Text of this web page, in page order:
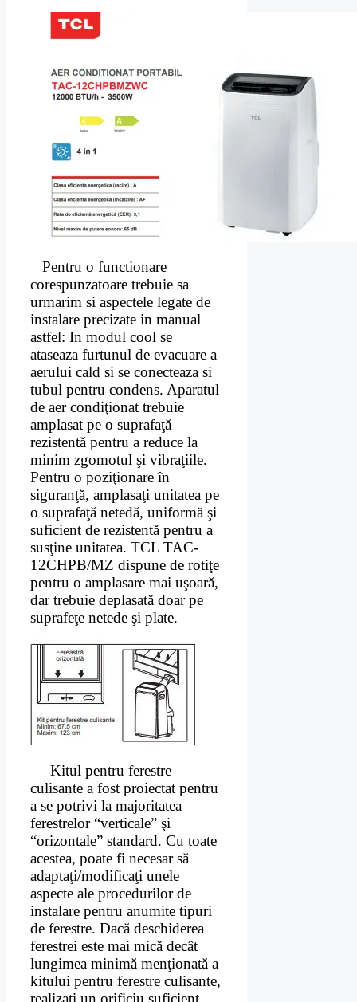
Pentru o functionare
corespunzatoare trebuie sa
urmarim si aspectele legate de
instalare precizate in manual
astfel: In modul cool se
ataseaza furtunul de evacuare a
aerului cald si se conecteaza si
tubul pentru condens. Aparatul
de aer condiţionat trebuie
amplasat pe o suprafaţă
rezistentă pentru a reduce la
minim zgomotul şi vibraţiile.
Pentru o poziţionare în
siguranţă, amplasaţi unitatea pe
o suprafaţă netedă, uniformă şi
suficient de rezistentă pentru a
susţine unitatea. TCL TAC-
12CHPB/MZ dispune de rotiţe
pentru o amplasare mai uşoară,
dar trebuie deplasată doar pe
suprafeţe netede şi plate.
Kitul pentru ferestre
culisante a fost proiectat pentru
a se potrivi la majoritatea
ferestrelor “verticale” şi
“orizontale” standard. Cu toate
acestea, poate fi necesar să
adaptaţi/modificaţi unele
aspecte ale procedurilor de
instalare pentru anumite tipuri
de ferestre. Dacă deschiderea
ferestrei este mai mică decât
lungimea minimă menţionată a
kitului pentru ferestre culisante,
realizaţi un orificiu suficient